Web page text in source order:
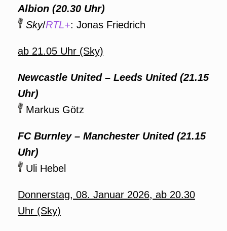
Albion (20.30 Uhr)
Sky/RTL+: Jonas Friedrich
ab 21.05 Uhr (Sky)
Newcastle United – Leeds United (21.15
Uhr)
Markus Götz
FC Burnley – Manchester United (21.15
Uhr)
Uli Hebel
Donnerstag, 08. Januar 2026, ab 20.30
Uhr (Sky)